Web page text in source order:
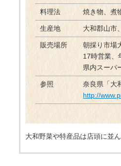
料理法 焼き物、煮
生産地 大和郡山市
販売場所
朝採り市場
17時営業、
県内スーパ
参照
奈良県「大
http://
大和野菜や特産品は店頭に並